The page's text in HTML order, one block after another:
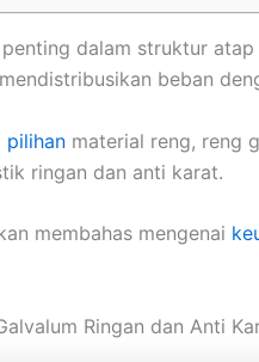
dalam struktur atap
beban
pilihan material reng, reng
ringan dan anti karat.
membahas mengenai
Ringan dan Anti